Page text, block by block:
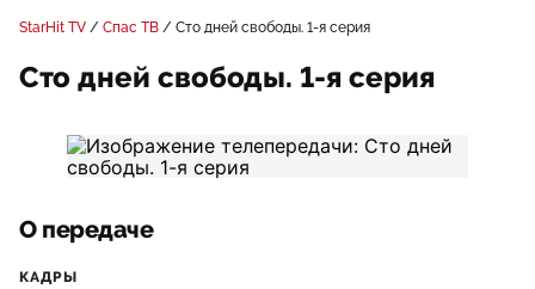
StarHit TV Спас ТВ Сто дней свободы. 1-я серия
Сто дней свободы. 1-я серия
О передаче
КАДРЫ